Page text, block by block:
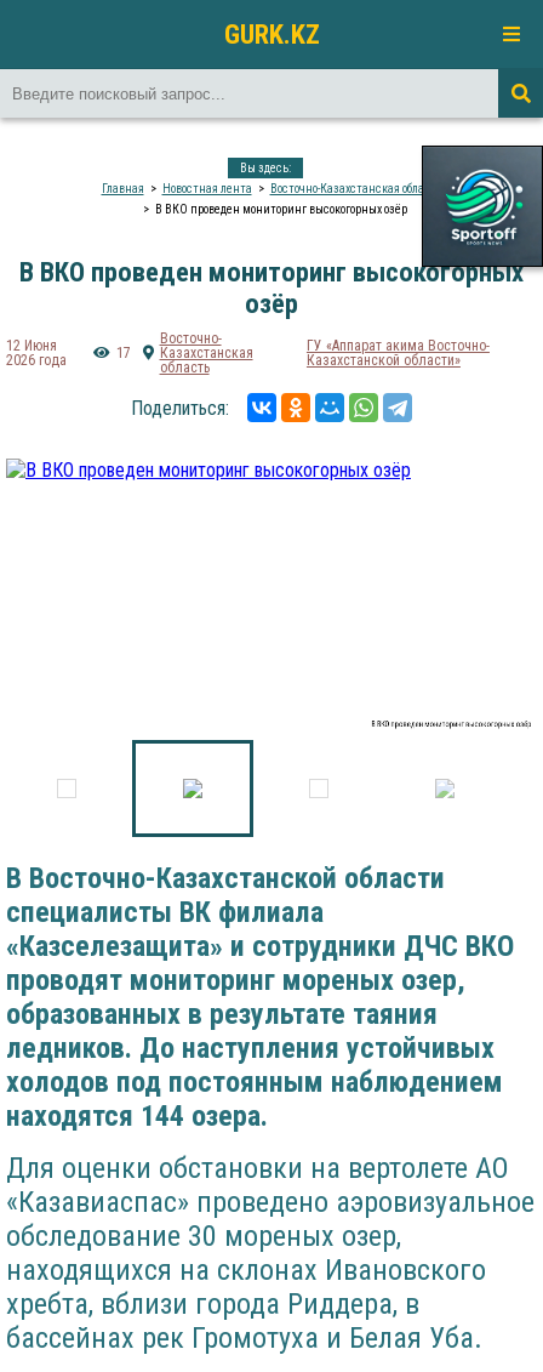
GURK.KZ
Вы здесь:
Главная
Новостная лента
Восточно-Казахстанская область
В ВКО проведен мониторинг высокогорных озёр
В ВКО проведен мониторинг высокогорных
озёр
12 Июня
2026 года
17
Восточно-
Казахстанская
область
ГУ «Аппарат акима Восточно-
Казахстанской области»
Поделиться:
В ВКО проведен мониторинг высокогорных озёр
В Восточно-Казахстанской области
специалисты ВК филиала
«Казселезащита» и сотрудники ДЧС ВКО
проводят мониторинг мореных озер,
образованных в результате таяния
ледников. До наступления устойчивых
холодов под постоянным наблюдением
находятся 144 озера.
Для оценки обстановки на вертолете АО
«Казавиаспас» проведено аэровизуальное
обследование 30 мореных озер,
находящихся на склонах Ивановского
хребта, вблизи города Риддера, в
бассейнах рек Громотуха и Белая Уба.